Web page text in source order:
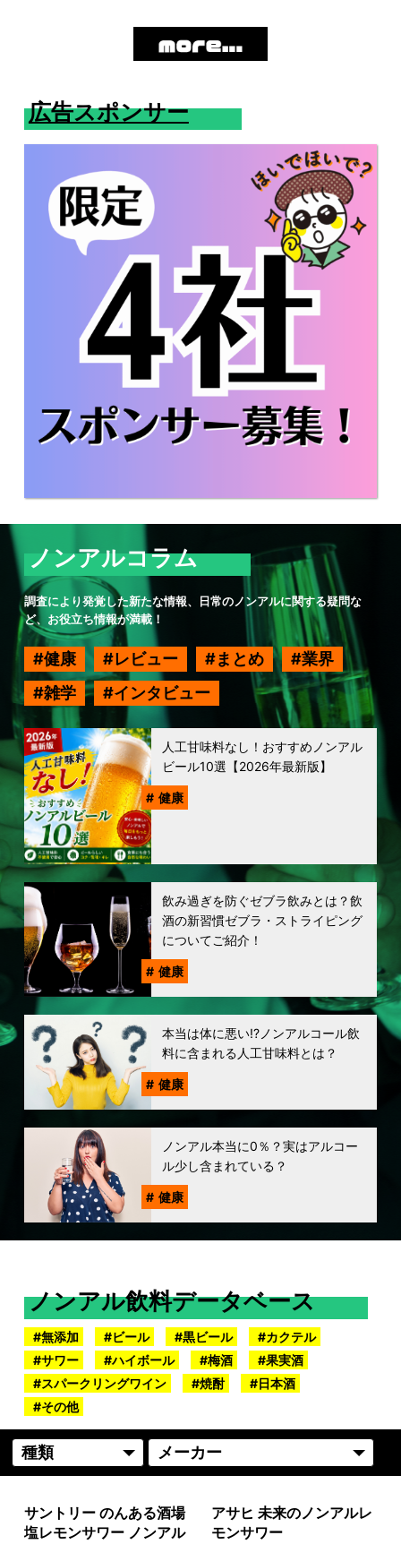
広告スポンサー
ノンアルコラム
調査により発覚した新たな情報、日常のノンアルに関する疑問な
ど、お役立ち情報が満載！
健康 レビュー まとめ
業界
雑学
インタビュー
人工甘味料なし！おすすめノンアル
ビール10選【2026年最新版】
健康
飲み過ぎを防ぐゼブラ飲みとは？飲
酒の新習慣ゼブラ・ストライピング
についてご紹介！
健康
本当は体に悪い!?ノンアルコール飲
料に含まれる人工甘味料とは？
健康
ノンアル本当に0％？実はアルコー
ル少し含まれている？
健康
ノンアル飲料データベース
無添加 ビール 黒ビール
カクテル
サワー
ハイボール 梅酒
果実酒
スパークリングワイン
焼酎
日本酒
その他
サントリー のんある酒場
塩レモンサワー ノンアル
アサヒ 未来のノンアルレ
モンサワー